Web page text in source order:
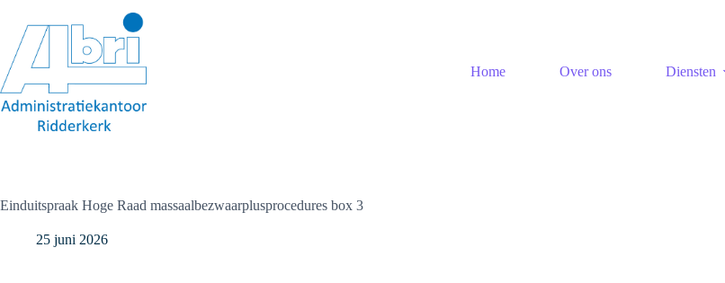
inhoud
Home
Over ons Diensten
Einduitspraak Hoge Raad massaalbezwaarplusprocedures box 3
25 juni 2026